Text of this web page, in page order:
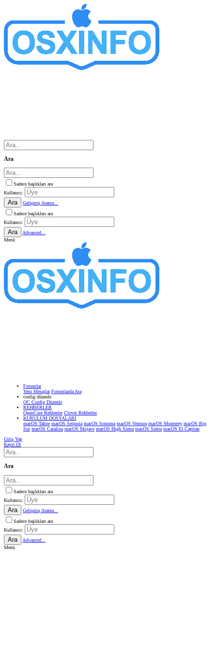
Ara
Sadece başlıkları ara
Kullanıcı:
Ara
Gelişmiş Arama...
Sadece başlıkları ara
Kullanıcı:
Ara
Advanced...
Menü
Forumlar
Yeni Mesajlar Forumlarda Ara
confıg düzenle
OC Config Düzenle
REHBERLER
OpenCore Rehberler Clover Rehberler
KURULUM DOSYALARI
macOS Tahoe macOS Sequoia macOS Sonoma macOS Ventura macOS Monterey macOS Big
Sur macOS Catalina macOS Mojave macOS High Sierra macOS Sierra macOS El Capitan
Giriş Yap
Kayıt Ol
Ara
Sadece başlıkları ara
Kullanıcı:
Ara
Gelişmiş Arama...
Sadece başlıkları ara
Kullanıcı:
Ara
Advanced...
Menü